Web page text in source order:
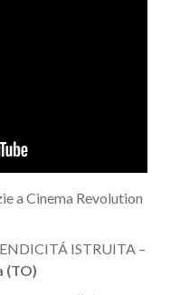
a Cinema Revolution
ISTRUITA –
(TO)